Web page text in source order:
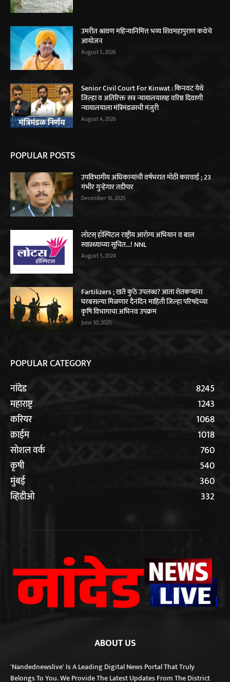
उमरीत श्रावण महिन्यानिमित्त भव्य शिवमहापुराण कथेचे
आयोजन
August 5, 2026
Senior Civil Court For Kinwat : किनवट येथे
जिल्हा व अतिरिक्त सत्र न्यायालयासह वरिष्ठ दिवाणी
न्यायालयाला मंत्रिमंडळाची मंजुरी
August 4, 2026
POPULAR POSTS
उपविभागीय अधिकाऱ्यांची वर्षभरात मोठी कारवाई ; 23
गंभीर गुन्हेगार तडीपार
December 16, 2025
लोटस् हॉस्पिटल राष्ट्रीय आरोग्य अभियान व बाल
स्वास्थ्याच्या सूचित…! NNL
August 5, 2024
Fartilizers ; खते कुठे उपलब्ध? आता शेतकऱ्यांना
घरबसल्या मिळणार दैनंदिन माहिती जिल्‍हा परिषदेच्‍या
कृषि विभागाचा अभिनव उपक्रम
June 30, 2025
POPULAR CATEGORY
नांदेड
8245
महाराष्ट्र
1243
करियर
1068
क्राईम
1018
सोशल वर्क
760
कृषी
540
मुंबई
360
व्हिडीओ
332
ABOUT US
'Nandednewslive' Is A Leading Digital News Portal That Truly
Belongs To You. We Provide The Latest Updates From The District